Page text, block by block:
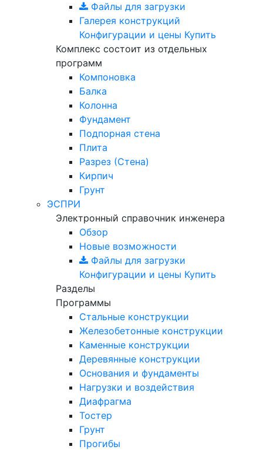
Файлы для загрузки
Галерея конструкций
Конфигурации и цены Купить
Комплекс состоит из отдельных
программ
Компоновка
Балка
Колонна
Фундамент
Подпорная стена
Плита
Разрез (Стена)
Кирпич
Грунт
ЭСПРИ
Электронный справочник инженера
Обзор
Новые возможности
Файлы для загрузки
Конфигурации и цены Купить
Разделы
Программы
Стальные конструкции
Железобетонные конструкции
Каменные конструкции
Деревянные конструкции
Основания и фундаменты
Нагрузки и воздействия
Диафрагма
Тостер
Грунт
Прогибы